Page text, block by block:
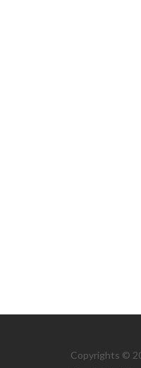
Copyrights ©